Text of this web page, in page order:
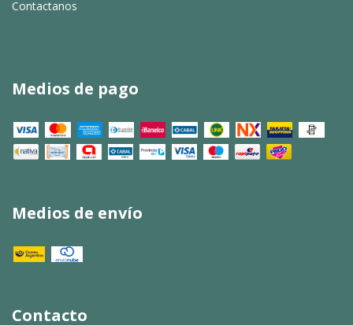
Contactanos
Medios de pago
Medios de envío
Contacto